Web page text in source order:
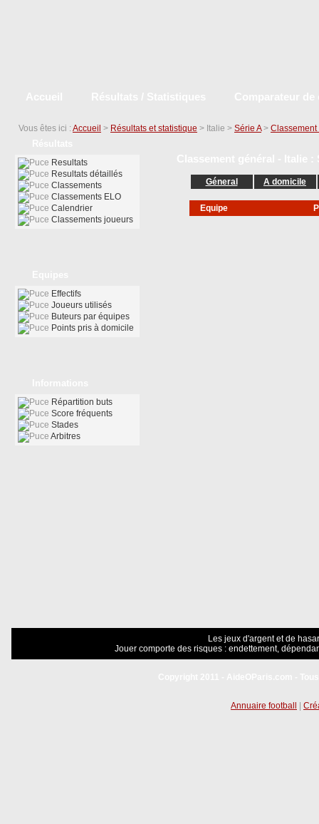
Vous êtes ici : Accueil > Résultats et statistique > Italie > Série A>
Géneral A domicile
Equipe
Resultats
Resultats détaillés
Classements
Classements ELO
Calendrier
Classements joueurs
Effectifs
Joueurs utilisés
Buteurs par équipes
Points pris à domicile
Répartition buts
Score fréquents
Stades
Arbitres
Les jeux d'argent et de
Jouer comporte des risques : endettement,
Annuaire football